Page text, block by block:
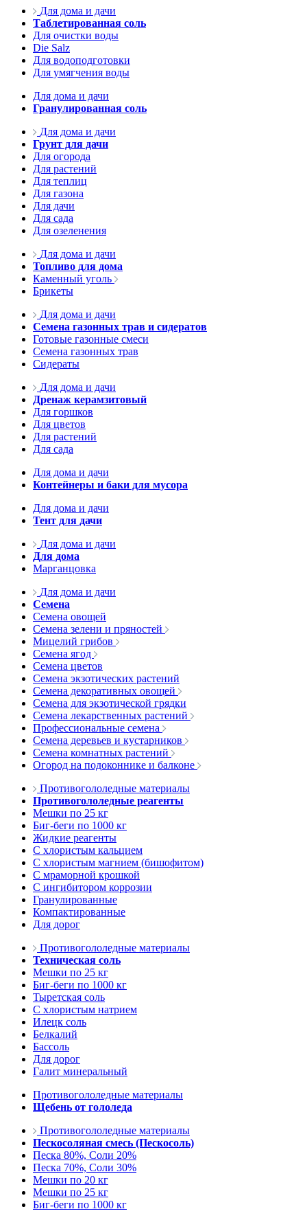
Для дома и дачи
Таблетированная соль
Для очистки воды
Die Salz
Для водоподготовки
Для умягчения воды
Для дома и дачи
Гранулированная соль
Для дома и дачи
Грунт для дачи
Для огорода
Для растений
Для теплиц
Для газона
Для дачи
Для сада
Для озеленения
Для дома и дачи
Топливо для дома
Каменный уголь
Брикеты
Для дома и дачи
Семена газонных трав и сидератов
Готовые газонные смеси
Семена газонных трав
Сидераты
Для дома и дачи
Дренаж керамзитовый
Для горшков
Для цветов
Для растений
Для сада
Для дома и дачи
Контейнеры и баки для мусора
Для дома и дачи
Тент для дачи
Для дома и дачи
Для дома
Марганцовка
Для дома и дачи
Семена
Семена овощей
Семена зелени и пряностей
Мицелий грибов
Семена ягод
Семена цветов
Семена экзотических растений
Семена декоративных овощей
Семена для экзотической грядки
Семена лекарственных растений
Профессиональные семена
Семена деревьев и кустарников
Семена комнатных растений
Огород на подоконнике и балконе
Противогололедные материалы
Противогололедные реагенты
Мешки по 25 кг
Биг-беги по 1000 кг
Жидкие реагенты
С хлористым кальцием
С хлористым магнием (бишофитом)
С мраморной крошкой
С ингибитором коррозии
Гранулированные
Компактированные
Для дорог
Противогололедные материалы
Техническая соль
Мешки по 25 кг
Биг-беги по 1000 кг
Тыретская соль
С хлористым натрием
Илецк соль
Белкалий
Бассоль
Для дорог
Галит минеральный
Противогололедные материалы
Щебень от гололеда
Противогололедные материалы
Пескосоляная смесь (Пескосоль)
Песка 80%, Соли 20%
Песка 70%, Соли 30%
Мешки по 20 кг
Мешки по 25 кг
Биг-беги по 1000 кг